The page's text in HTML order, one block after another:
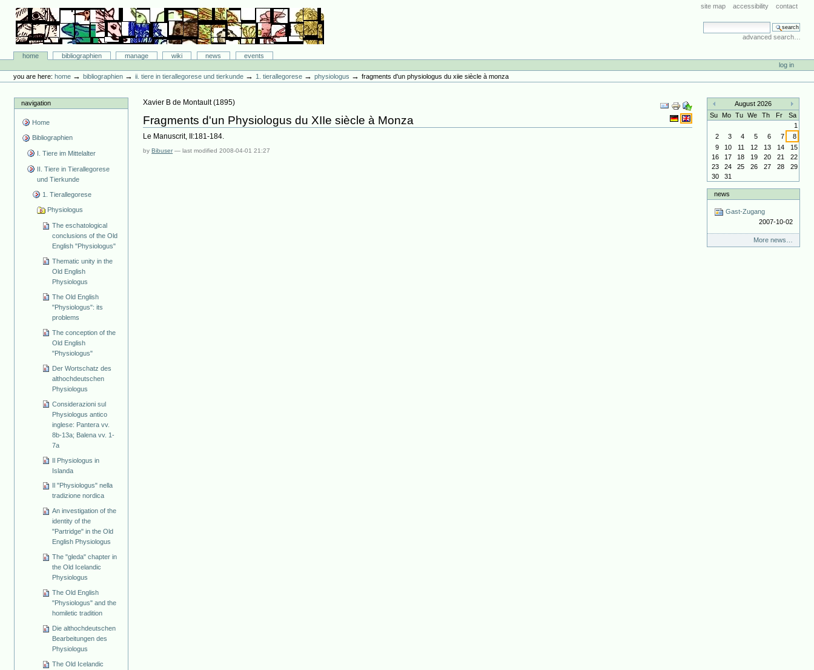
content.
navigation
site map accessibility contact
search site
advanced search…
Bibliographie-Portal
Sectionshome bibliographien manage wiki news
events
tools
log in
you are here: home →bibliographien →ii. tiere in tierallegorese und tierkunde →1. tierallegorese →physiologus →fragments d'un physiologus du xiie siècle à monza
navigation
Home
Bibliographien
I. Tiere im Mittelalter
II. Tiere in Tierallegorese
und Tierkunde
1. Tierallegorese
Physiologus
The eschatological
conclusions of the Old
English "Physiologus"
Thematic unity in the
Old English
Physiologus
The Old English
"Physiologus": its
problems
The conception of the
Old English
"Physiologus"
Der Wortschatz des
althochdeutschen
Physiologus
Considerazioni sul
Physiologus antico
inglese: Pantera vv.
8b-13a; Balena vv. 1-
7a
Il Physiologus in
Islanda
Il "Physiologus" nella
tradizione nordica
An investigation of the
identity of the
"Partridge" in the Old
English Physiologus
The "gleda" chapter in
the Old Icelandic
Physiologus
The Old English
"Physiologus" and the
homiletic tradition
Die althochdeutschen
Bearbeitungen des
Physiologus
The Old Icelandic
Document
Actions
Xavier B de Montault(1895)
Fragments d'un Physiologus du XIIe siècle à Monza
Le Manuscrit, II:181-184.
byBibuser —last modified2008-04-01 21:27
«
August 2026
»
Su Mo Tu We Th Fr
Sa
1
2
3 4 5 6 7
8
9
10 11 12 13 14
15
16
17 18 19 20 21
22
23
24 25 26 27 28
29
30
31
news
Gast-Zugang
2007-10-02
More news…